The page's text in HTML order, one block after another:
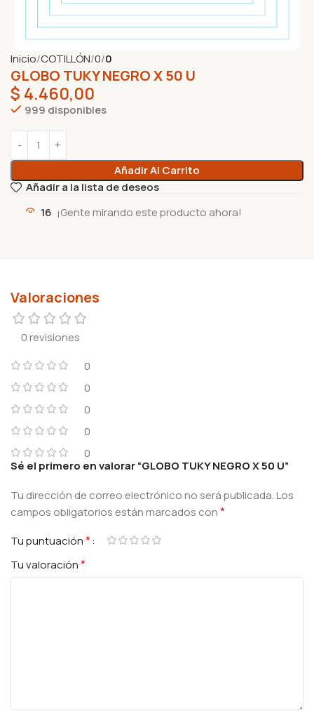
Inicio COTILLÓN 0 0
GLOBO TUKY NEGRO X 50 U
$ 4.460,00
999 disponibles
Añadir Al Carrito
Añadir a la lista de deseos
16 ¡Gente mirando este producto ahora!
Valoraciones
0 revisiones
0
0
0
0
0
Sé el primero en valorar “GLOBO TUKY NEGRO X 50 U”
Tu dirección de correo electrónico no será publicada.Los
campos obligatorios están marcados con*
Tu puntuación*
Tu valoración*